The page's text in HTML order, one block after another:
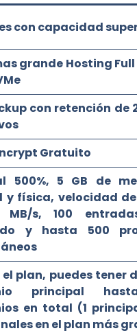
con capacidad
grande Hosting Full
con retención de
Gratuito
500%, 5 GB de
y física, velocidad
s, 100
y hasta 500
el plan, puedes tener
principal
en total (1
en el plan más